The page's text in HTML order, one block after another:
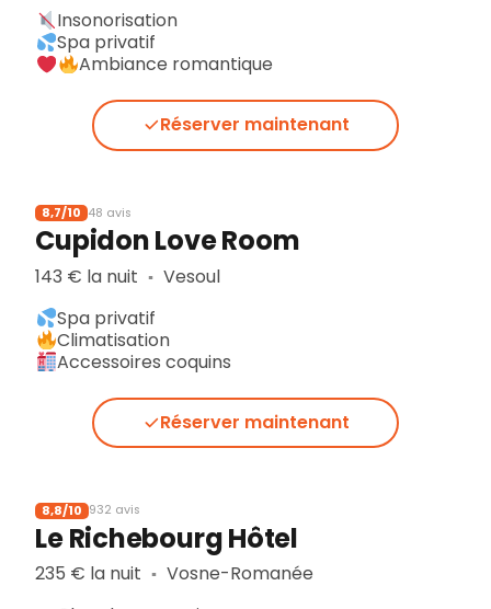
Insonorisation
Spa privatif
Ambiance romantique
Réserver maintenant
8,7/10 48 avis
Cupidon Love Room
143 € la nuit ▪︎ Vesoul
Spa privatif
Climatisation
Accessoires coquins
Réserver maintenant
8,8/10 932 avis
Le Richebourg Hôtel
235 € la nuit ▪︎ Vosne-Romanée